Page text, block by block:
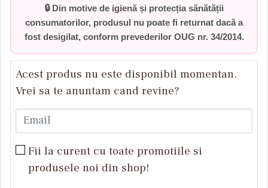
🔒 Din motive de igienă și protecția sănătății
consumatorilor, produsul nu poate fi returnat dacă a
fost desigilat, conform prevederilor OUG nr. 34/2014.
Acest produs nu este disponibil momentan.
Vrei sa te anuntam cand revine?
Email
Fii la curent cu toate promotiile si
produsele noi din shop!